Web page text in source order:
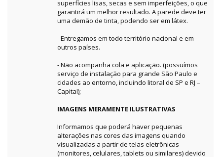
superfícies lisas, secas e sem imperfeições, o que
garantirá um melhor resultado. A parede deve ter
uma demão de tinta, podendo ser em látex.
- Entregamos em todo território nacional e em
outros países.
- Não acompanha cola e aplicação. (possuímos
serviço de instalação para grande São Paulo e
cidades ao entorno, incluindo litoral de SP e RJ –
Capital);
IMAGENS MERAMENTE ILUSTRATIVAS
Informamos que poderá haver pequenas
alterações nas cores das imagens quando
visualizadas a partir de telas eletrônicas
(monitores, celulares, tablets ou similares) devido